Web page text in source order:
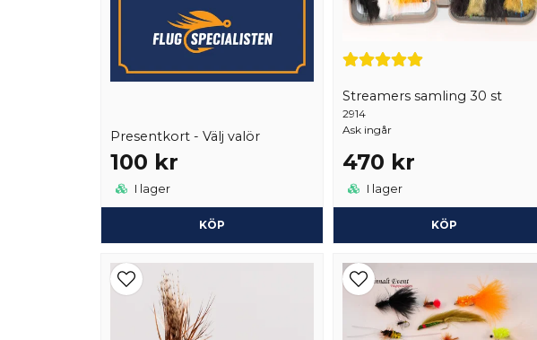
Presentkort - Välj valör
100 kr
I lager
KÖP
Streamers samling 30 st
2914
Ask ingår
470 kr
I lager
KÖP